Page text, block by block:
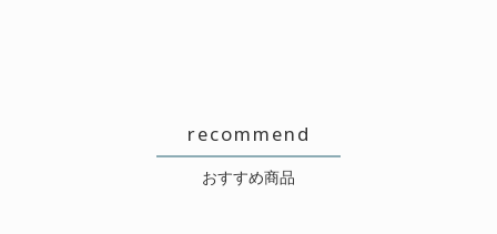
recommend
おすすめ商品